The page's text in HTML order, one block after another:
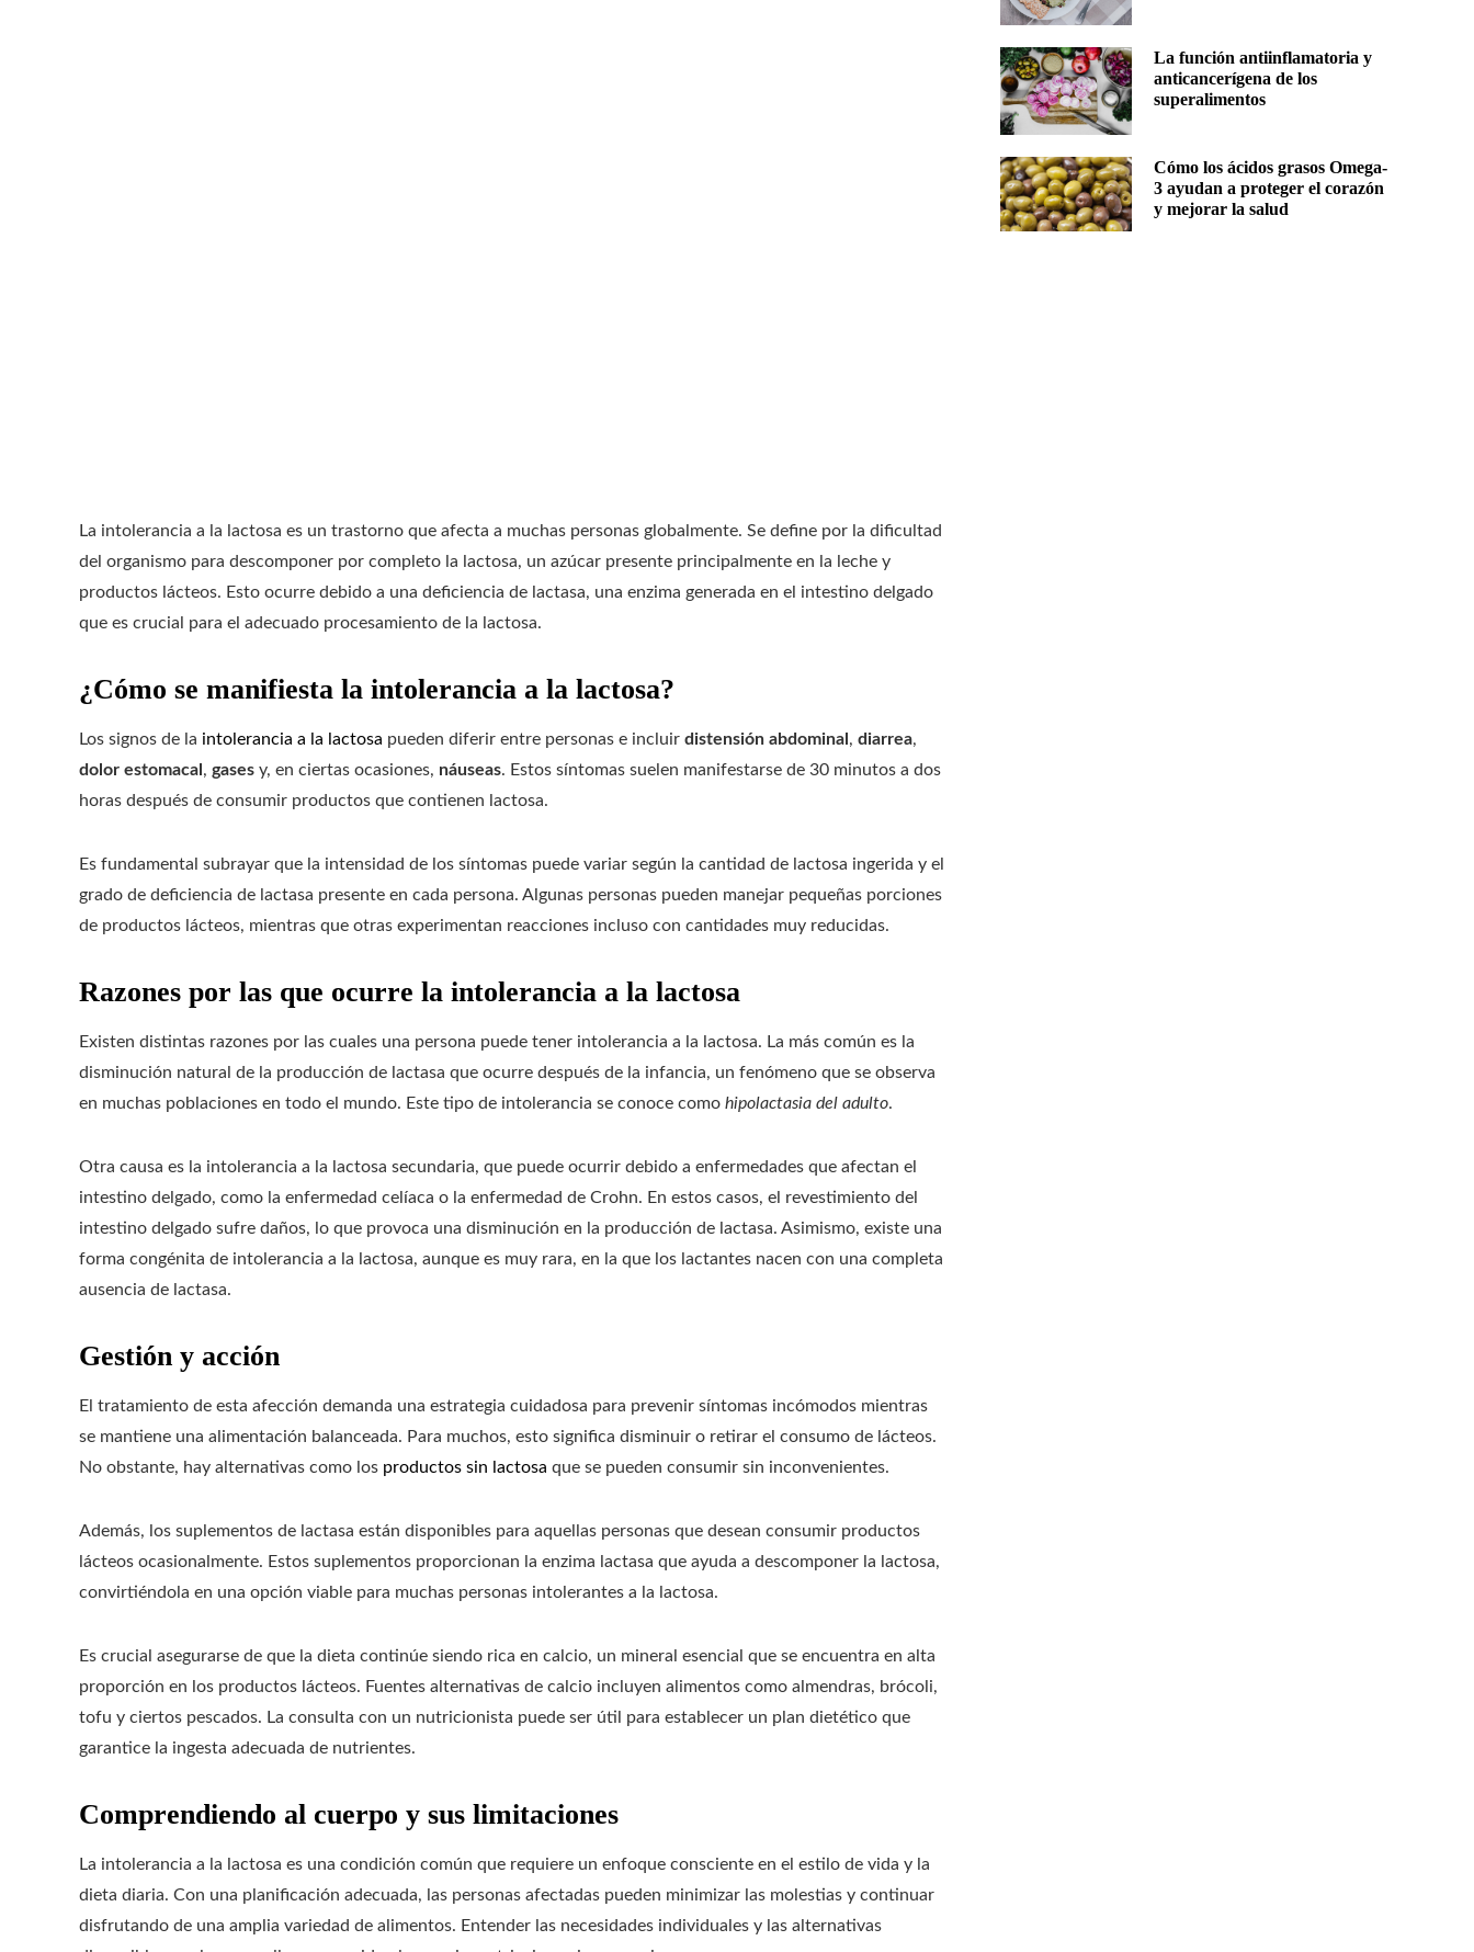
La intolerancia a la lactosa es un trastorno que afecta a muchas personas globalmente. Se define por la dificultad
del organismo para descomponer por completo la lactosa, un azúcar presente principalmente en la leche y
productos lácteos. Esto ocurre debido a una deficiencia de lactasa, una enzima generada en el intestino delgado
que es crucial para el adecuado procesamiento de la lactosa.
¿Cómo se manifiesta la intolerancia a la lactosa?
Los signos de la intolerancia a la lactosa pueden diferir entre personas e incluir distensión abdominal , diarrea,
dolor estomacal , gases y, en ciertas ocasiones, náuseas. Estos síntomas suelen manifestarse de 30 minutos a dos
horas después de consumir productos que contienen lactosa.
Es fundamental subrayar que la intensidad de los síntomas puede variar según la cantidad de lactosa ingerida y el
grado de deficiencia de lactasa presente en cada persona. Algunas personas pueden manejar pequeñas porciones
de productos lácteos, mientras que otras experimentan reacciones incluso con cantidades muy reducidas.
Razones por las que ocurre la intolerancia a la lactosa
Existen distintas razones por las cuales una persona puede tener intolerancia a la lactosa. La más común es la
disminución natural de la producción de lactasa que ocurre después de la infancia, un fenómeno que se observa
en muchas poblaciones en todo el mundo. Este tipo de intolerancia se conoce como hipolactasia del adulto.
Otra causa es la intolerancia a la lactosa secundaria, que puede ocurrir debido a enfermedades que afectan el
intestino delgado, como la enfermedad celíaca o la enfermedad de Crohn. En estos casos, el revestimiento del
intestino delgado sufre daños, lo que provoca una disminución en la producción de lactasa. Asimismo, existe una
forma congénita de intolerancia a la lactosa, aunque es muy rara, en la que los lactantes nacen con una completa
ausencia de lactasa.
Gestión y acción
El tratamiento de esta afección demanda una estrategia cuidadosa para prevenir síntomas incómodos mientras
se mantiene una alimentación balanceada. Para muchos, esto significa disminuir o retirar el consumo de lácteos.
No obstante, hay alternativas como los productos sin lactosa que se pueden consumir sin inconvenientes.
Además, los suplementos de lactasa están disponibles para aquellas personas que desean consumir productos
lácteos ocasionalmente. Estos suplementos proporcionan la enzima lactasa que ayuda a descomponer la lactosa,
convirtiéndola en una opción viable para muchas personas intolerantes a la lactosa.
Es crucial asegurarse de que la dieta continúe siendo rica en calcio, un mineral esencial que se encuentra en alta
proporción en los productos lácteos. Fuentes alternativas de calcio incluyen alimentos como almendras, brócoli,
tofu y ciertos pescados. La consulta con un nutricionista puede ser útil para establecer un plan dietético que
garantice la ingesta adecuada de nutrientes.
Comprendiendo al cuerpo y sus limitaciones
La intolerancia a la lactosa es una condición común que requiere un enfoque consciente en el estilo de vida y la
dieta diaria. Con una planificación adecuada, las personas afectadas pueden minimizar las molestias y continuar
disfrutando de una amplia variedad de alimentos. Entender las necesidades individuales y las alternativas
La función antiinflamatoria y
anticancerígena de los
superalimentos
Cómo los ácidos grasos Omega-
3 ayudan a proteger el corazón
y mejorar la salud